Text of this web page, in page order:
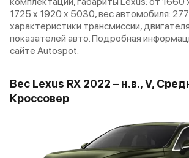
1725 x 1920 x 5030, вес автомобиля:
характеристики трансмиссии,
показателей авто. Подробная
сайте Autospot.
Вес Lexus RX 2022 – н.в., V,
Кроссовер